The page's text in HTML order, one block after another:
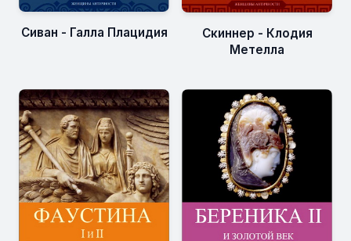
Сиван - Галла Плацидия
Скиннер - Клодия
Метелла